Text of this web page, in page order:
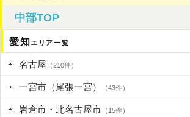
中部TOP
愛知エリア一覧
名古屋 （210件）
一宮市（尾張一宮） （43件）
岩倉市・北名古屋市 （15件）